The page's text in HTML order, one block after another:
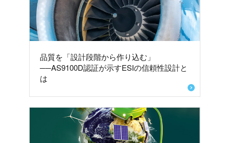
品質を「設計段階から作り込む」
──AS9100D認証が示すESIの信頼性設計と
は